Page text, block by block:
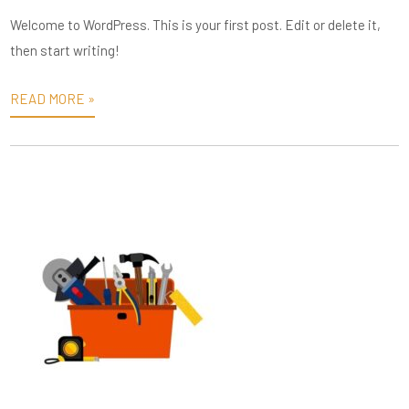
Welcome to WordPress. This is your first post. Edit or delete it,
then start writing!
READ MORE »